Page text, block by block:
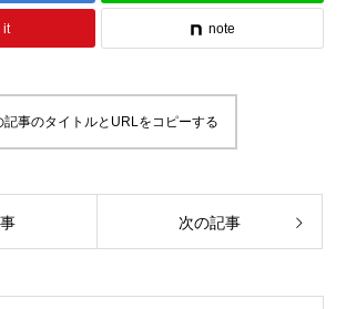
it note
記事のタイトルとURLをコピーする
次の記事